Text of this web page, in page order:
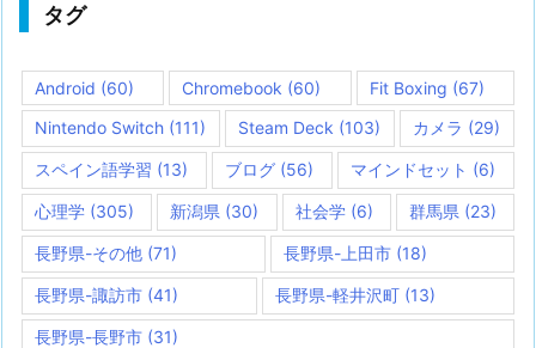
タグ
Android (60) Chromebook (60) Fit Boxing (67)
Nintendo Switch (111) Steam Deck (103) カメラ (29)
スペイン語学習 (13) ブログ (56) マインドセット (6)
心理学 (305) 新潟県 (30) 社会学(6) 群馬県 (23)
長野県-その他 (71) 長野県-上田市(18)
長野県-諏訪市 (41) 長野県-軽井沢町 (13)
長野県-長野市 (31)